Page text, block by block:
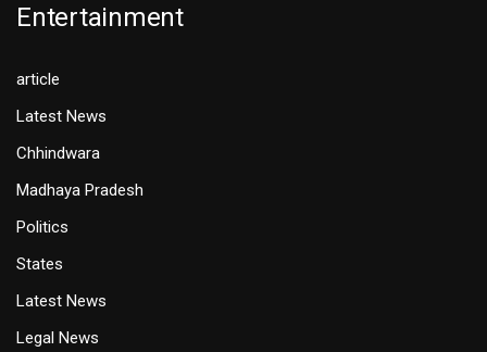
Entertainment
article
Latest News
Chhindwara
Madhaya Pradesh
Politics
States
Latest News
Legal News